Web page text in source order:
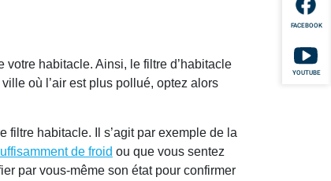
FACEBOOK
YOUTUBE
habitacle. Ainsi, le filtre d’habitacle
où l’air est plus pollué, optez alors
filtre habitacle. Il s’agit par exemple de la
de froid ou que vous sentez
par vous-même son état pour confirmer